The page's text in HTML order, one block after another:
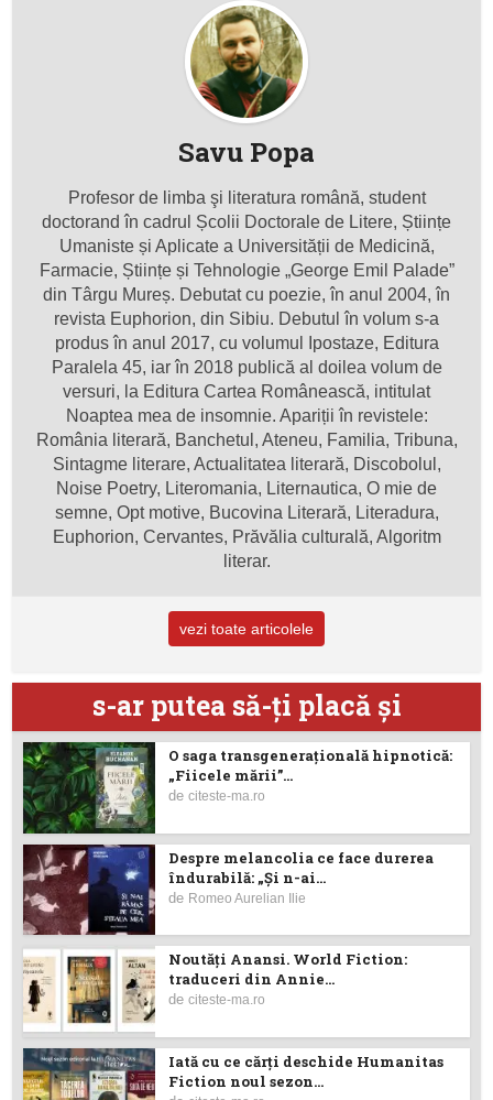
Savu Popa
Profesor de limba şi literatura română, student
doctorand în cadrul Școlii Doctorale de Litere, Științe
Umaniste și Aplicate a Universității de Medicină,
Farmacie, Științe și Tehnologie „George Emil Palade”
din Târgu Mureș. Debutat cu poezie, în anul 2004, în
revista Euphorion, din Sibiu. Debutul în volum s-a
produs în anul 2017, cu volumul Ipostaze, Editura
Paralela 45, iar în 2018 publică al doilea volum de
versuri, la Editura Cartea Românească, intitulat
Noaptea mea de insomnie. Apariții în revistele:
România literară, Banchetul, Ateneu, Familia, Tribuna,
Sintagme literare, Actualitatea literară, Discobolul,
Noise Poetry, Literomania, Liternautica, O mie de
semne, Opt motive, Bucovina Literară, Literadura,
Euphorion, Cervantes, Prăvălia culturală, Algoritm
literar.
vezi toate articolele
s-ar putea să-ţi placă şi
O saga transgenerațională hipnotică:
„Fiicele mării”...
deciteste-ma.ro
Despre melancolia ce face durerea
îndurabilă: „Și n-ai...
de Romeo Aurelian Ilie
Noutăţi Anansi. World Fiction:
traduceri din Annie...
deciteste-ma.ro
Iată cu ce cărţi deschide Humanitas
Fiction noul sezon...